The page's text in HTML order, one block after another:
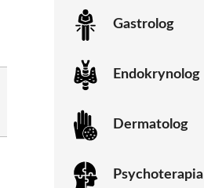
Gastrolog
Endokrynolog
Dermatolog
Psychoterapia